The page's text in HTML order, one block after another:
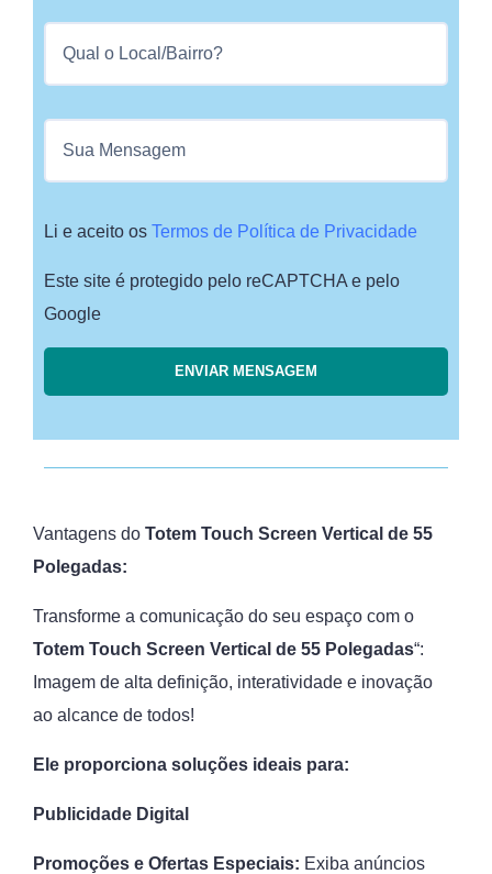
Li e aceito os Termos de Política de Privacidade
Este site é protegido pelo reCAPTCHA e pelo
Google
Vantagens do Totem Touch Screen Vertical de 55
Polegadas:
Transforme a comunicação do seu espaço com o
Totem Touch Screen Vertical de 55 Polegadas“:
Imagem de alta definição, interatividade e inovação
ao alcance de todos!
Ele proporciona soluções ideais para:
Publicidade Digital
Promoções e Ofertas Especiais: Exiba anúncios